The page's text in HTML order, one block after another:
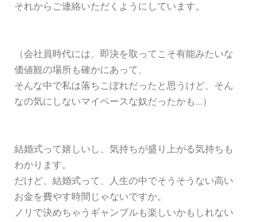
それからご連絡いただくようにしています。
（会社員時代には、即決を取ってこそ有能みたいな
価値観の場所も確かにあって、
そんな中で私は落ちこぼれだったと思うけど、そん
なの気にしないマイペースな奴だったかも...）
結婚式って嬉しいし、気持ちが盛り上がる気持ちも
わかります。
だけど、結婚式って、人生の中でそうそうない高い
お金を費やす時間じゃないですか。
ノリで決めちゃうギャンブルも楽しいかもしれない